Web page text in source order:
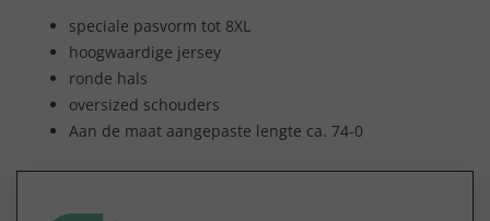
speciale pasvorm tot 8XL
hoogwaardige jersey
ronde hals
oversized schouders
Aan de maat aangepaste lengte ca. 74-0